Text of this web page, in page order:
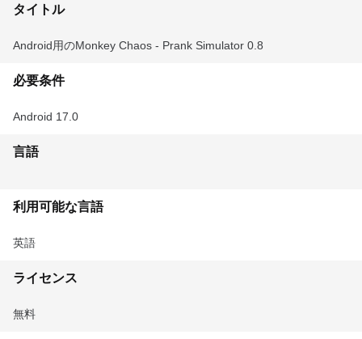
タイトル
Android用のMonkey Chaos - Prank Simulator 0.8
必要条件
Android 17.0
言語
利用可能な言語
英語
ライセンス
無料